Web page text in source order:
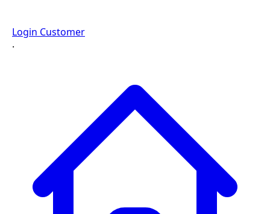
Login Customer
·